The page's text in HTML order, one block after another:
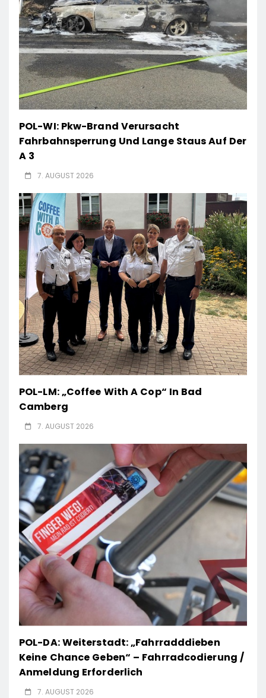
POL-WI: Pkw-Brand Verursacht
Fahrbahnsperrung Und Lange Staus Auf Der
A 3
7. AUGUST 2026
POL-LM: „Coffee With A Cop“ In Bad
Camberg
7. AUGUST 2026
POL-DA: Weiterstadt: „Fahrradddieben
Keine Chance Geben“ – Fahrradcodierung /
Anmeldung Erforderlich
7. AUGUST 2026